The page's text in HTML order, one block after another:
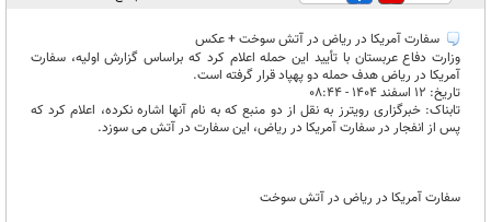
سفارت آمریکا در ریاض در آتش سوخت + عکس
وزارت دفاع عربستان با تأیید این حمله اعلام کرد که براساس گزارش اولیه، سفارت
آمریکا در ریاض هدف حمله دو پهپاد قرار گرفته است.
تاریخ: ۱۲ اسفند ۱۴۰۴ - ۰۸:۴۴
تابناک: خبرگزاری رویترز به نقل از دو منبع که به نام آنها اشاره نکرده، اعلام کرد که
پس از انفجار در سفارت آمریکا در ریاض، این سفارت در آتش می سوزد.
سفارت آمریکا در ریاض در آتش سوخت